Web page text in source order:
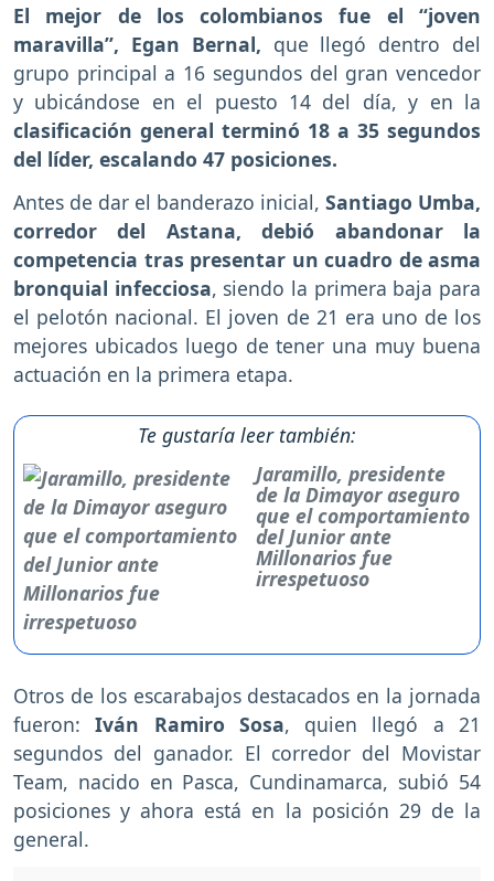
El mejor de los colombianos fue el “joven
maravilla”, Egan Bernal, que llegó dentro del
grupo principal a 16 segundos del gran vencedor
y ubicándose en el puesto 14 del día, y en la
clasificación general terminó 18 a 35 segundos
del líder, escalando 47 posiciones.
Antes de dar el banderazo inicial, Santiago Umba,
corredor del Astana, debió abandonar la
competencia tras presentar un cuadro de asma
bronquial infecciosa, siendo la primera baja para
el pelotón nacional. El joven de 21 era uno de los
mejores ubicados luego de tener una muy buena
actuación en la primera etapa.
Te gustaría leer también:
Jaramillo, presidente
de la Dimayor aseguro
que el comportamiento
del Junior ante
Millonarios fue
irrespetuoso
Otros de los escarabajos destacados en la jornada
fueron: Iván Ramiro Sosa, quien llegó a 21
segundos del ganador. El corredor del Movistar
Team, nacido en Pasca, Cundinamarca, subió 54
posiciones y ahora está en la posición 29 de la
general.